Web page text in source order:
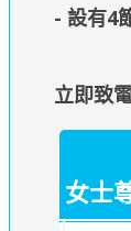
- 設有4
立即致
女士